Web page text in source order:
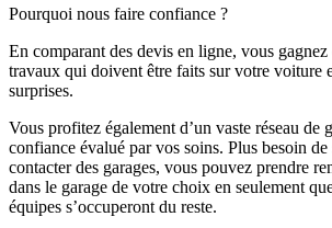
Pourquoi nous faire confiance ?
En comparant des devis en ligne, vous
travaux qui doivent être faits sur votre voiture
surprises.
Vous profitez également d’un vaste réseau de
confiance évalué par vos soins. Plus besoin de
contacter des garages, vous pouvez prendre
dans le garage de votre choix en seulement
équipes s’occuperont du reste.